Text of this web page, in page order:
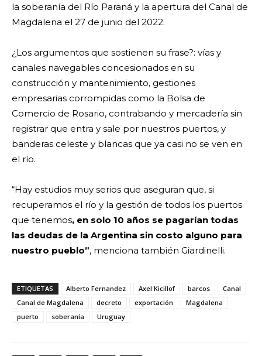
la soberanía del Río Paraná y la apertura del Canal de
Magdalena el 27 de junio del 2022.
¿Los argumentos que sostienen su frase?: vías y
canales navegables concesionados en su
construcción y mantenimiento, gestiones
empresarias corrompidas como la Bolsa de
Comercio de Rosario, contrabando y mercadería sin
registrar que entra y sale por nuestros puertos, y
banderas celeste y blancas que ya casi no se ven en
el río.
“Hay estudios muy serios que aseguran que, si
recuperamos el río y la gestión de todos los puertos
que tenemos, en solo 10 años se pagarían todas
las deudas de la Argentina sin costo alguno para
nuestro pueblo”, menciona también Giardinelli.
ETIQUETAS Alberto Fernandez Axel Kicillof barcos
Canal
Canal de Magdalena
decreto exportación
Magdalena
puerto
soberanía Uruguay